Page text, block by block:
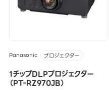
Panasonic プロジェクター
1チップDLPプロジェクター
（PT-RZ970JB）